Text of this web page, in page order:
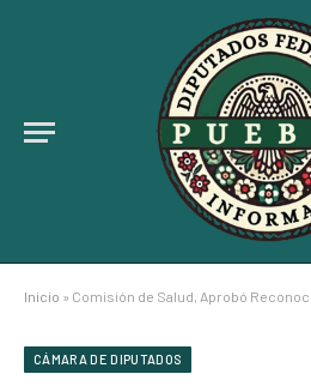
Inicio » Comisión de Salud, Aprobó Reconocer a la
CÁMARA DE DIPUTADOS